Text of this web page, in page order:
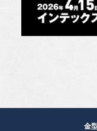
金